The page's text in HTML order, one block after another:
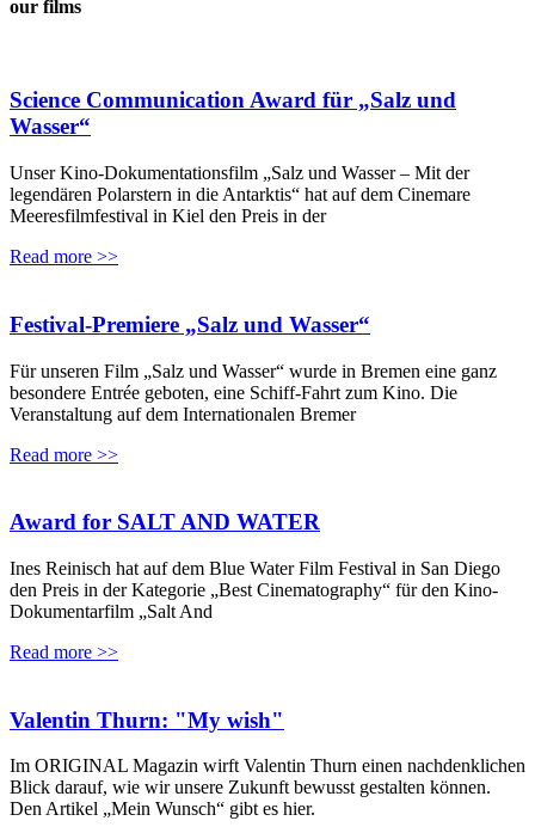
our films
Science Communication Award für „Salz und
Wasser“
Unser Kino-Dokumentationsfilm „Salz und Wasser – Mit der
legendären Polarstern in die Antarktis“ hat auf dem Cinemare
Meeresfilmfestival in Kiel den Preis in der
Read more >>
Festival-Premiere „Salz und Wasser“
Für unseren Film „Salz und Wasser“ wurde in Bremen eine ganz
besondere Entrée geboten, eine Schiff-Fahrt zum Kino. Die
Veranstaltung auf dem Internationalen Bremer
Read more >>
Award for SALT AND WATER
Ines Reinisch hat auf dem Blue Water Film Festival in San Diego
den Preis in der Kategorie „Best Cinematography“ für den Kino-
Dokumentarfilm „Salt And
Read more >>
Valentin Thurn: "My wish"
Im ORIGINAL Magazin wirft Valentin Thurn einen nachdenklichen
Blick darauf, wie wir unsere Zukunft bewusst gestalten können.
Den Artikel „Mein Wunsch“ gibt es hier.